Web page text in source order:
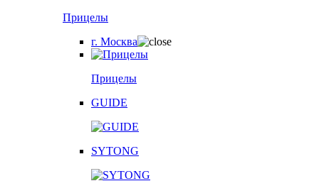
Прицелы
г. Москва
Прицелы
GUIDE
SYTONG